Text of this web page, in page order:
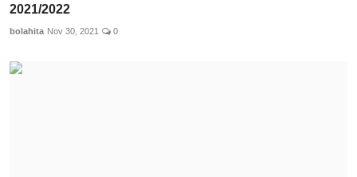
2021/2022
bolahita Nov 30, 2021 0